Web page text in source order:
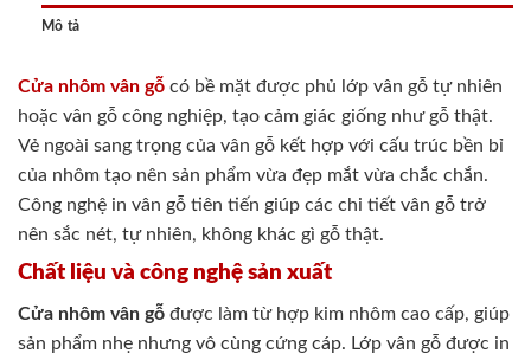
Mô tả
Cửa nhôm vân gỗ có bề mặt được phủ lớp vân gỗ tự nhiên
hoặc vân gỗ công nghiệp, tạo cảm giác giống như gỗ thật.
Vẻ ngoài sang trọng của vân gỗ kết hợp với cấu trúc bền bỉ
của nhôm tạo nên sản phẩm vừa đẹp mắt vừa chắc chắn.
Công nghệ in vân gỗ tiên tiến giúp các chi tiết vân gỗ trở
nên sắc nét, tự nhiên, không khác gì gỗ thật.
Chất liệu và công nghệ sản xuất
Cửa nhôm vân gỗ được làm từ hợp kim nhôm cao cấp, giúp
sản phẩm nhẹ nhưng vô cùng cứng cáp. Lớp vân gỗ được in